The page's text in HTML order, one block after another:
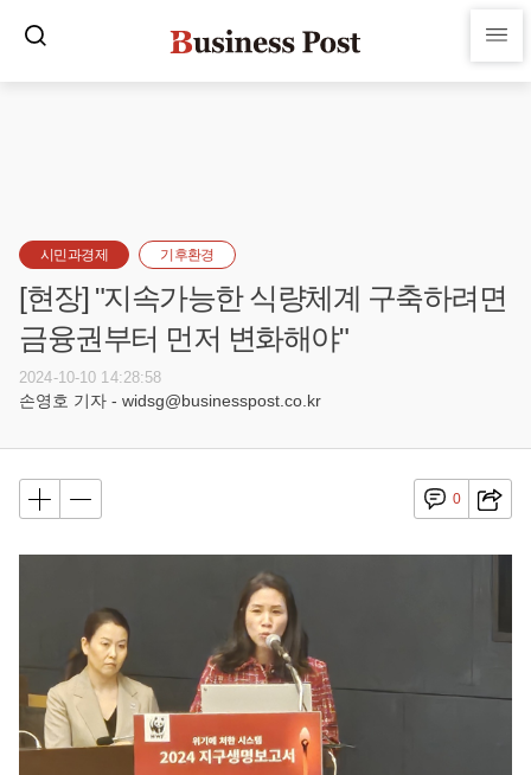
시민과경제 기후환경
[현장] "지속가능한 식량체계 구축하려면
금융권부터 먼저 변화해야"
2024-10-10 14:28:58
손영호 기자 - widsg@businesspost.co.kr
0